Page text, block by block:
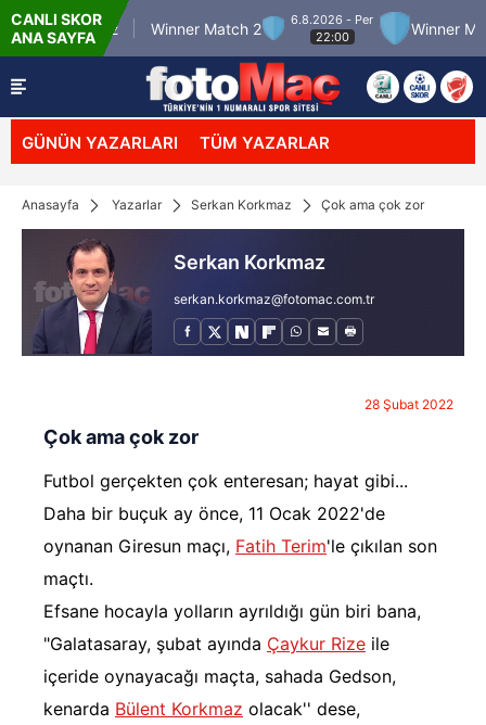
CANLI SKOR
ANA SAYFA
Match 12 Winner Match 2
6.8.2026 - Per
22:00
Winner
GÜNÜN YAZARLARI TÜM YAZARLAR
Anasayfa Yazarlar Serkan Korkmaz Çok ama çok zor
Serkan Korkmaz
serkan.korkmaz@fotomac.com.tr
28 Şubat 2022
Çok ama çok zor
Futbol gerçekten çok enteresan; hayat gibi...
Daha bir buçuk ay önce, 11 Ocak 2022'de
oynanan Giresun maçı, Fatih Terim'le çıkılan son
maçtı.
Efsane hocayla yolların ayrıldığı gün biri bana,
"Galatasaray, şubat ayında Çaykur Rize ile
içeride oynayacağı maçta, sahada Gedson,
kenarda Bülent Korkmaz olacak'' dese,